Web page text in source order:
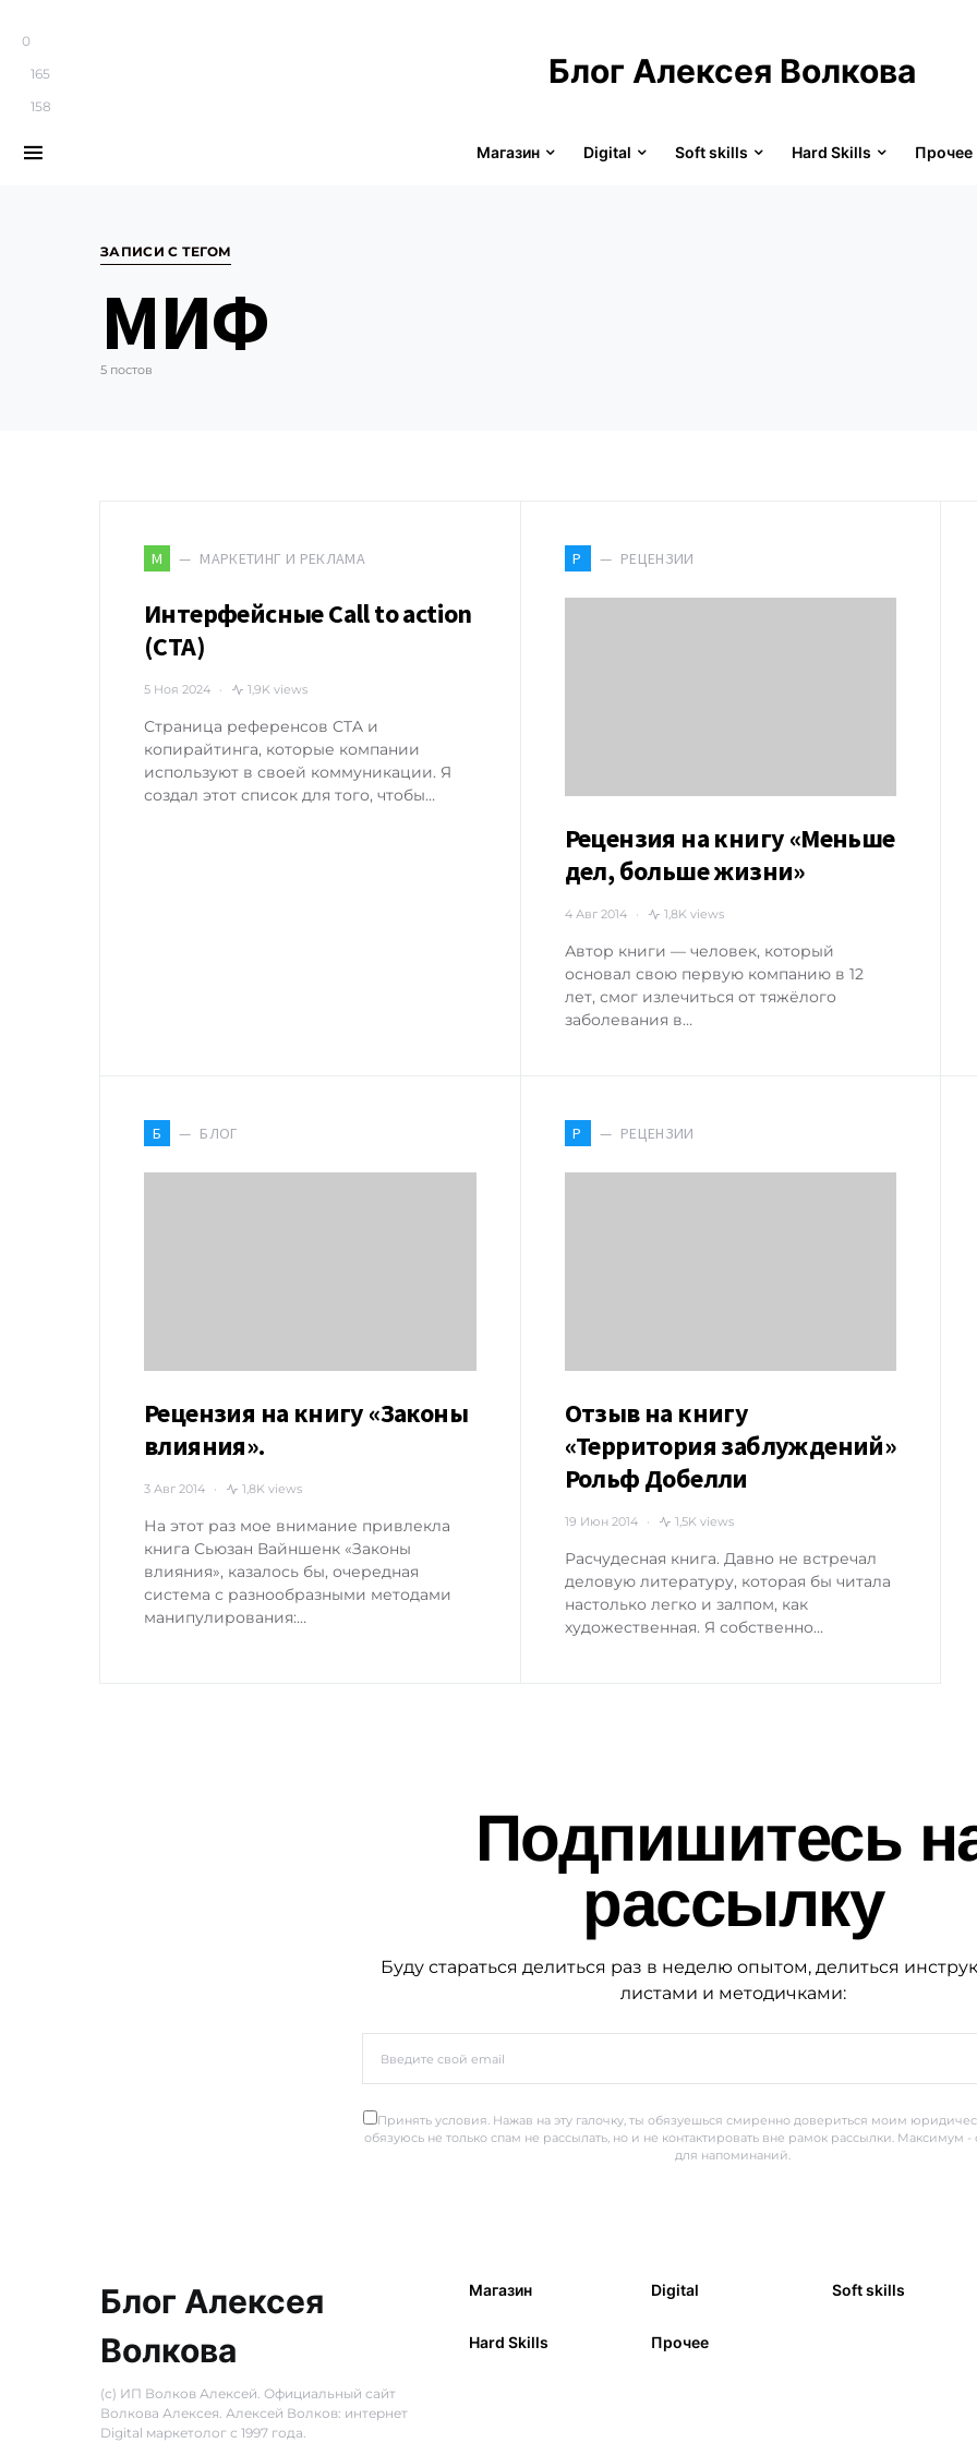
0
165
158
Блог Алексея Волкова
Магазин Digital Soft skills Hard Skills Прочее
ЗАПИСИ С ТЕГОМ
МИФ
5 постов
М МАРКЕТИНГ И РЕКЛАМА
Интерфейсные Call to action
(CTA)
5 Ноя 2024 1,9K views
Страница референсов CTA и
копирайтинга, которые компании
используют в своей коммуникации. Я
создал этот список для того, чтобы…
Р РЕЦЕНЗИИ
Рецензия на книгу «Меньше
дел, больше жизни»
4 Авг 2014 1,8K views
Автор книги — человек, который
основал свою первую компанию в 12
лет, смог излечиться от тяжёлого
заболевания в…
Б БЛОГ
Рецензия на книгу «Законы
влияния».
3 Авг 2014 1,8K views
На этот раз мое внимание привлекла
книга Сьюзан Вайншенк «Законы
влияния», казалось бы, очередная
система с разнообразными методами
манипулирования:…
Р РЕЦЕНЗИИ
Отзыв на книгу
«Территория заблуждений»
Рольф Добелли
19 Июн 2014 1,5K views
Расчудесная книга. Давно не встречал
деловую литературу, которая бы читала
настолько легко и залпом, как
художественная. Я собственно…
Подпишитесь
рассылку
Буду стараться делиться раз в неделю опытом, делиться
листами и методичками:
Принять условия. Нажав на эту галочку, ты обязуешься смиренно довериться моим
обязуюсь не только спам не рассылать, но и не контактировать вне рамок рассылки. Максимум -
для напоминаний.
Блог Алексея
Волкова
(с) ИП Волков Алексей. Официальный сайт
Волкова Алексея. Алексей Волков: интернет
Digital маркетолог с 1997 года.
Магазин Digital Soft skills
Hard Skills Прочее